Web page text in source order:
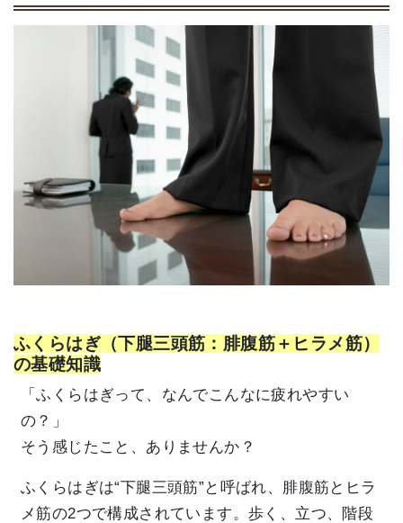
ふくらはぎ（下腿三頭筋：腓腹筋＋ヒラメ筋）
の基礎知識
「ふくらはぎって、なんでこんなに疲れやすい
の？」
そう感じたこと、ありませんか？
ふくらはぎは“下腿三頭筋”と呼ばれ、腓腹筋とヒラ
メ筋の2つで構成されています。歩く、立つ、階段